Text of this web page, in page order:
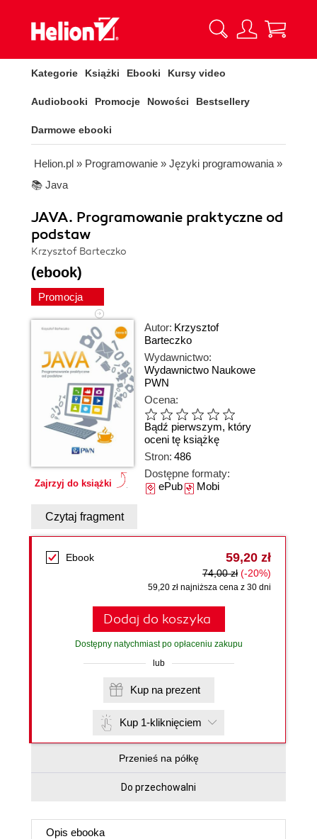
Kategorie Książki Ebooki Kursy video
Audiobooki Promocje Nowości Bestsellery
Darmowe ebooki
Helion.pl » Programowanie » Języki programowania »
📚 Java
JAVA. Programowanie praktyczne od
podstaw
Krzysztof Barteczko
(ebook)
Promocja
Zajrzyj do książki
Autor: Krzysztof
Barteczko
Wydawnictwo:
Wydawnictwo Naukowe
PWN
Ocena:
Bądź pierwszym, który
oceni tę książkę
Stron: 486
Dostępne formaty:
ePubMobi
Czytaj fragment
Ebook 59,20 zł
74,00 zł (-20%)
59,20 zł najniższa cena z 30 dni
Dodaj do koszyka
Dostępny natychmiast po opłaceniu zakupu
lub
Kup na prezent
Kup 1-kliknięciem
Przenieś na półkę
Do przechowalni
Opis ebooka